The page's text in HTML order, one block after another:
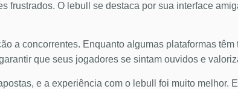
frustrados. O lebull se destaca por sua interface
a concorrentes. Enquanto algumas plataformas têm
que seus jogadores se sintam ouvidos e
e a experiência com o lebull foi muito melhor.